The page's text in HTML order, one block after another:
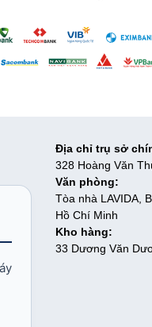
Địa chỉ trụ sở
328 Hoàng Văn
Văn phòng:
Tòa nhà LAVIDA,
Hồ Chí Minh
Kho hàng:
33 Dương Văn